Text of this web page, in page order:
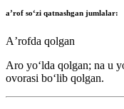
aʼrof soʻzi qatnashgan jumlalar:
Aʼrofda qolgan
Aro yoʻlda qolgan; na u
ovorasi boʻlib qolgan.